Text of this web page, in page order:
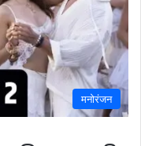
मनोरंजन